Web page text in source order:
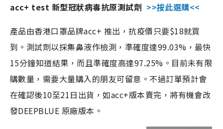
acc+ test 新型冠狀病毒抗原測試劑 >>按此選購<<
產品由香港口罩品牌acc+ 推出，抗疫價只要$18就買
到。測試劑以採集鼻液作檢測，準確度達99.03%，最快
15分鐘知道結果，而且準確度高達97.25%。目前未有限
購數量，需要大量購入的朋友可留意。不過訂單預計會
在確認後10至21日出貨，如acc+版本賣完，將有機會改
發DEEPBLUE 原廠版本。